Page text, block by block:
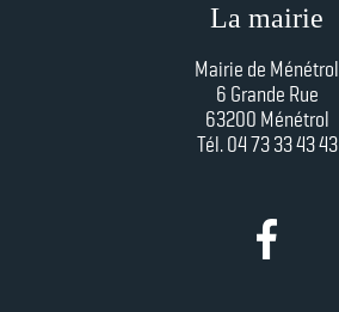
La mairie
Mairie de Ménétrol
6 Grande Rue
63200 Ménétrol
Tél. 04 73 33 43 43